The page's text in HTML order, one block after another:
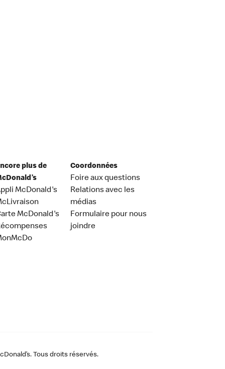
plus de
McDonald's
McDonald's
Coordonnées
Foire aux questions
Relations avec les
médias
Formulaire pour nous
joindre
Tous droits réservés.